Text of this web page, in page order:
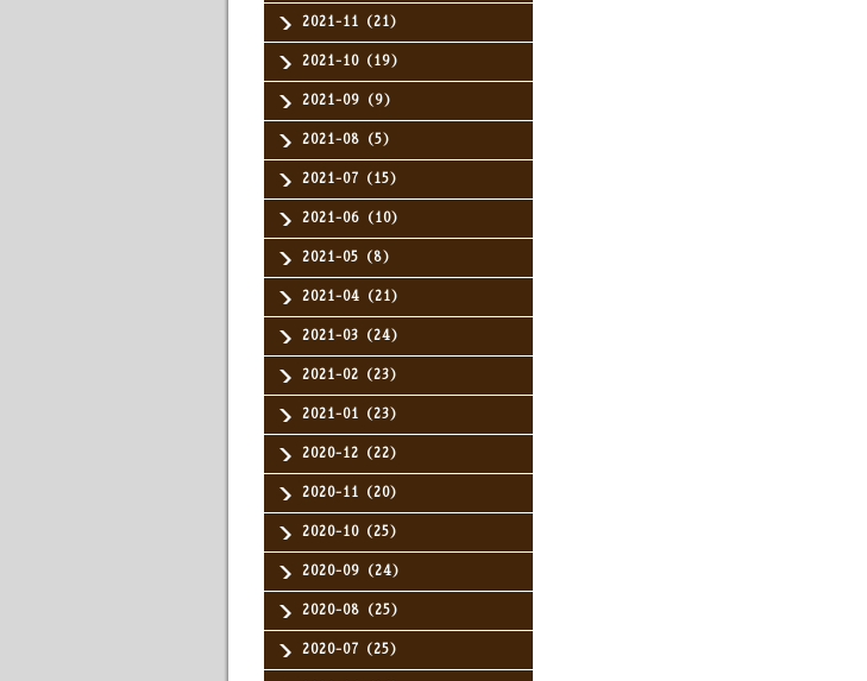
2021-11（21）
2021-10（19）
2021-09（9）
2021-08（5）
2021-07（15）
2021-06（10）
2021-05（8）
2021-04（21）
2021-03（24）
2021-02（23）
2021-01（23）
2020-12（22）
2020-11（20）
2020-10（25）
2020-09（24）
2020-08（25）
2020-07（25）